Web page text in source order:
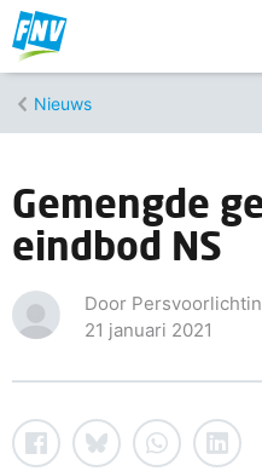
Nieuws
Gemengde
eindbod NS
Door
21 januari 2021